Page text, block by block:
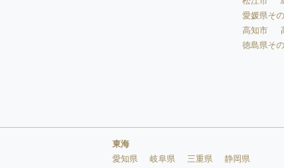
愛媛県そ
高知市
徳島県そ
東海
愛知県
岐阜県 三重県 静岡県